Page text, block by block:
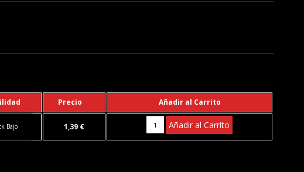
Precio Añadir al Carrito
Bajo 1,39 € Añadir al Carrito